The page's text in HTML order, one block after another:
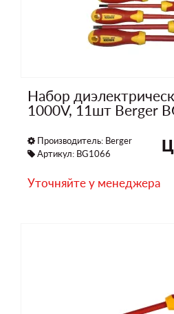
Набор
1000V, 11шт Berger
Производитель: Berger
Артикул: BG1066
Уточняйте у менеджера